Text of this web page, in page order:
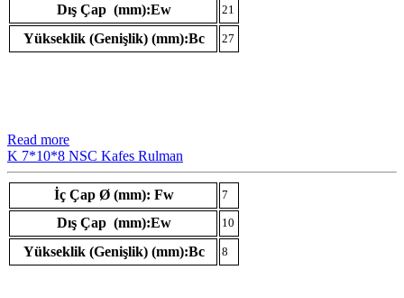
Dış Çap (mm):Ew 21
Yükseklik (Genişlik) (mm):Bc 27
Read more
K 7*10*8 NSC Kafes Rulman
İç Çap Ø (mm): Fw 7
Dış Çap (mm):Ew 10
Yükseklik (Genişlik) (mm):Bc 8